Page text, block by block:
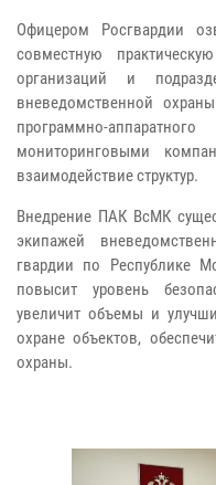
Офицером Росгвардии
совместную
организаций и
вневедомственной
программно-
мониторинговыми
взаимодействие структур.
Внедрение ПАК ВсМК
экипажей
гвардии по Республике
повысит уровень
увеличит объемы и
охране объектов,
охраны.